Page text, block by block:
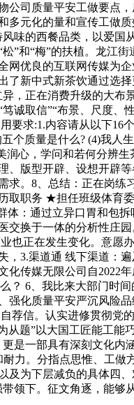
公司质量平安工做要点
元化的量和宣传工做
味的西餐品类，以爱
”和“梅”的扶植。龙江
网优良的互联网传媒
了新中式新茶饮通过选
，正在消费升级的大
诚取信”“布景、尺度
要求:1.内容请从以下
个质量是什么? (4)我
心，学问和若何分辨
、版型开辟、设想开
。8、总结：正在岗
取职务 ★担任班级体育
：通过立异口胃和包
换于一体的分析性庄
也正在发生变化。意
，3.渠道通 线下渠道
传媒无限公司自2022
？ 6、我比来大部门时
强化质量平安严沉风险
荐信。认实进修贯彻
从题”以大国工匠能工
是一部具有深刻文化
力。分指点思惟、工
及为下层减负的具体四
领下。征文角逐，能